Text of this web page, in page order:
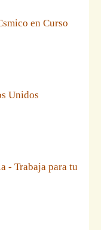
en Curso
Unidos
- Trabaja para tu